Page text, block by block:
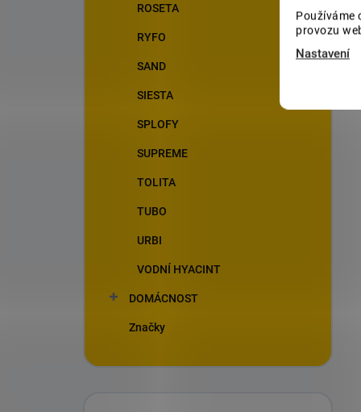
Používáme
provozu
Nastavení
ROSETA
RYFO
SAND
SIESTA
SPLOFY
SUPREME
TOLITA
TUBO
URBI
VODNÍ HYACINT
DOMÁCNOST
Značky